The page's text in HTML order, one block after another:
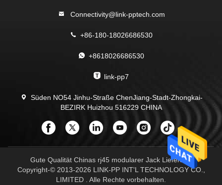
Connectivity@link-pptech.com
+86-180-18026686530
+8618026686530
link-pp7
Süden NO54 Jinhu-Straße ChenJiang-Stadt-Zhongkai-
BEZIRK Huizhou 516229 CHINA
Gute Qualität Chinas rj45 modularer Jack Lieferant.
Copyright-© 2013-2026 LINK-PP INT'L TECHNOLOGY CO.,
LIMITED . Alle Rechte vorbehalten.